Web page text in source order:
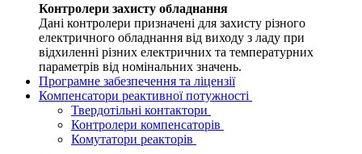
Контролери захисту обладнання
Дані контролери призначені для захисту різного
електричного обладнання від виходу з ладу при
відхиленні різних електричних та температурних
параметрів від номінальних значень.
Програмне забезпечення та ліцензії
Компенсатори реактивної потужності
Твердотільні контактори
Контролери компенсаторів
Комутатори реакторів